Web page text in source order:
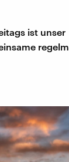
ist unser